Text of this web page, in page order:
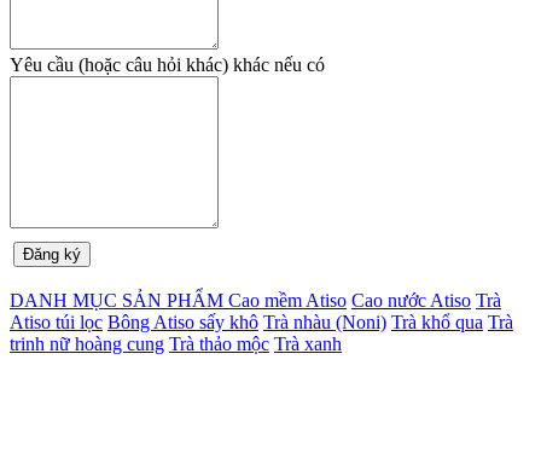
Yêu cầu (hoặc câu hỏi khác) khác nếu có
DANH MỤC SẢN PHẨM Cao mềm Atiso Cao nước Atiso Trà
Atiso túi lọc Bông Atiso sấy khô Trà nhàu (Noni) Trà khổ qua Trà
trinh nữ hoàng cung Trà thảo mộc Trà xanh